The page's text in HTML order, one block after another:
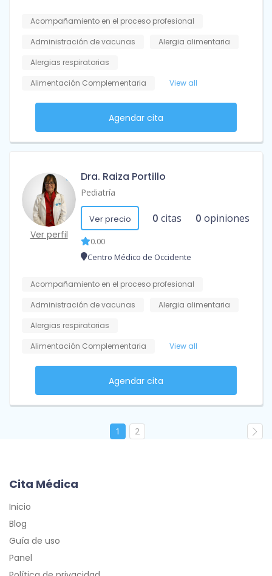
Acompañamiento en el proceso profesional
Administración de vacunas
Alergia alimentaria
Alergias respiratorias
Alimentación Complementaria
View all
Agendar cita
Ver perfil
Dra. Raiza Portillo
Pediatría
Ver precio 0 citas 0 opiniones
0.00
Centro Médico de Occidente
Acompañamiento en el proceso profesional
Administración de vacunas
Alergia alimentaria
Alergias respiratorias
Alimentación Complementaria
View all
Agendar cita
1 2
Cita Médica
Inicio
Blog
Guía de uso
Panel